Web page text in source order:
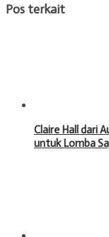
Pos terkait
Claire Hall dari
untuk Lomba